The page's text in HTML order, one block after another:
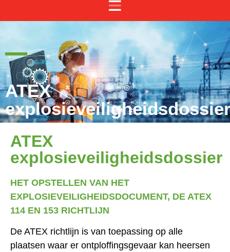
ATEX
ATEX
explosieveiligheidsdossier
HET OPSTELLEN VAN HET
EXPLOSIEVEILIGHEIDSDOCUMENT, DE ATEX
114 EN 153 RICHTLIJN
De ATEX richtlijn is van toepassing op alle
plaatsen waar er ontploffingsgevaar kan heersen